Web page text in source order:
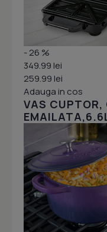
- 26 %
349.99 lei
259.99 lei
Adauga in cos
VAS CUPTOR,